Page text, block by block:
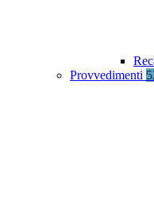
Provvedimenti